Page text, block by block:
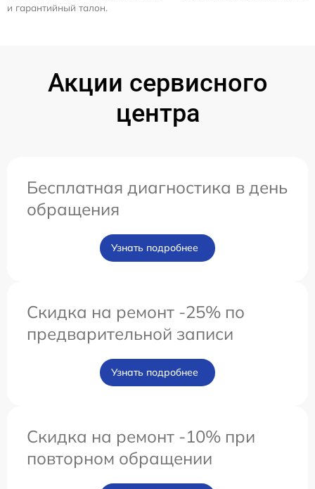
и гарантийный талон.
Акции сервисного
центра
Бесплатная диагностика в день
обращения
Узнать подробнее
Скидка на ремонт -25% по
предварительной записи
Узнать подробнее
Скидка на ремонт -10% при
повторном обращении